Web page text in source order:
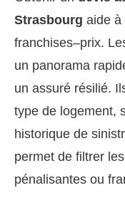
Strasbourg aide à
franchises–prix.
un panorama
un assuré résilié.
type de logement,
historique de
permet de filtrer
pénalisantes ou